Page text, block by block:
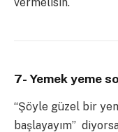
7- Yemek yeme
“Şöyle güzel bir
başlayayım”